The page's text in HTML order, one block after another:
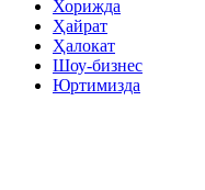
Хорижда
Ҳайрат
Ҳалокат
Шоу-бизнес
Юртимизда